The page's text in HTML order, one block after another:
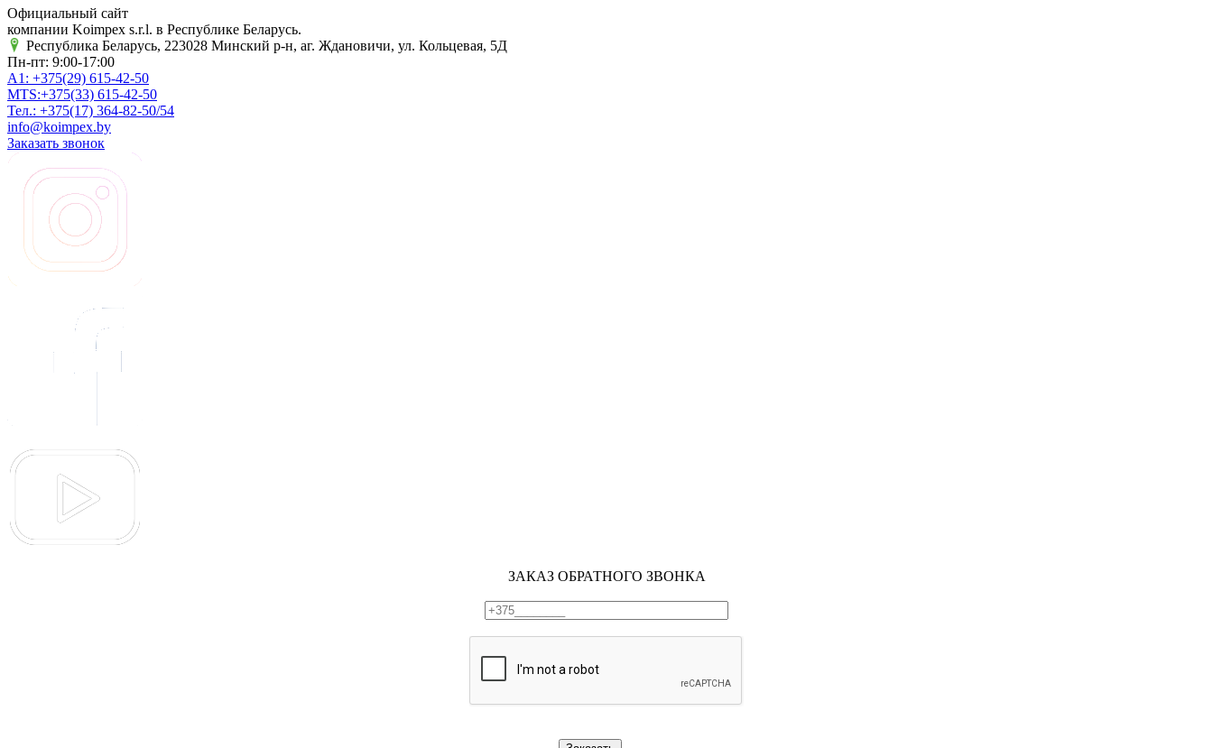
Официальный сайт
компании Koimpex s.r.l. в Республике Беларусь.
Республика Беларусь, 223028 Минский р-н, аг. Ждановичи, ул. Кольцевая, 5Д
Пн-пт: 9:00-17:00
A1: +375(29) 615-42-50
MTS:+375(33) 615-42-50
Тел.: +375(17) 364-82-50/54
info@koimpex.by
Заказать звонок
ЗАКАЗ ОБРАТНОГО ЗВОНКА